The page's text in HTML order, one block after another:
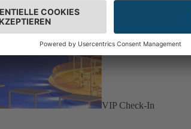
VIP Check-In